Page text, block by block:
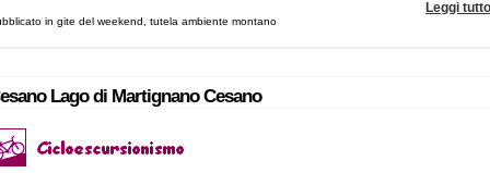
Leggi
in gite del weekend, tutela ambiente montano
Lago di Martignano Cesano